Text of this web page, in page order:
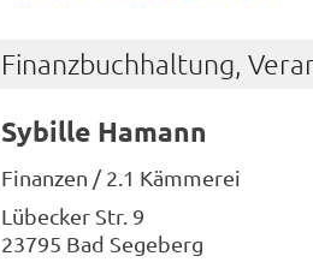
Finanzbuchhaltung,
Sybille Hamann
Finanzen / 2.1 Kämmerei
Lübecker Str. 9
23795 Bad Segeberg